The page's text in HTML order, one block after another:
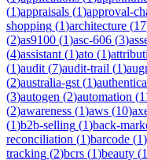
(1)appraisals (1)approval-
shopping (1)architecture (17
(2)as9100 (1)asc-606 (3)
(4)assistant (1)ato (1)
(1)audit (7)audit-trail (1)
(2)australia-gst (1)
(3)autogen (2)automation (
(2)awareness (1)aws (10)
(1)b2b-selling (1)back-
reconciliation (1)barcode (1)
tracking (2)bcrs (1)beauty (1